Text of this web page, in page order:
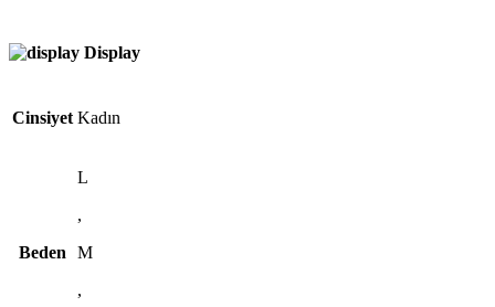
Display
Cinsiyet Kadın
Beden
L
,
M
,